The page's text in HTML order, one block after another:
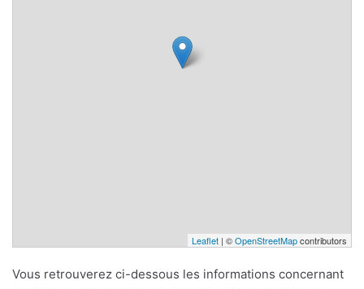
Leaflet | ©OpenStreetMapcontributors
Vous retrouverez ci-dessous les informations concernant